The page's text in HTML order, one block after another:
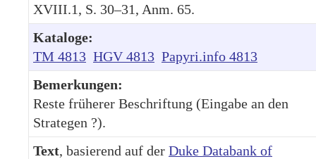
XVIII.1, S. 30–31, Anm. 65.
Kataloge:
TM 4813 HGV 4813 Papyri.info 4813
Bemerkungen:
Reste früherer Beschriftung (Eingabe an den
Strategen ?).
Text, basierend auf der Duke Databank of